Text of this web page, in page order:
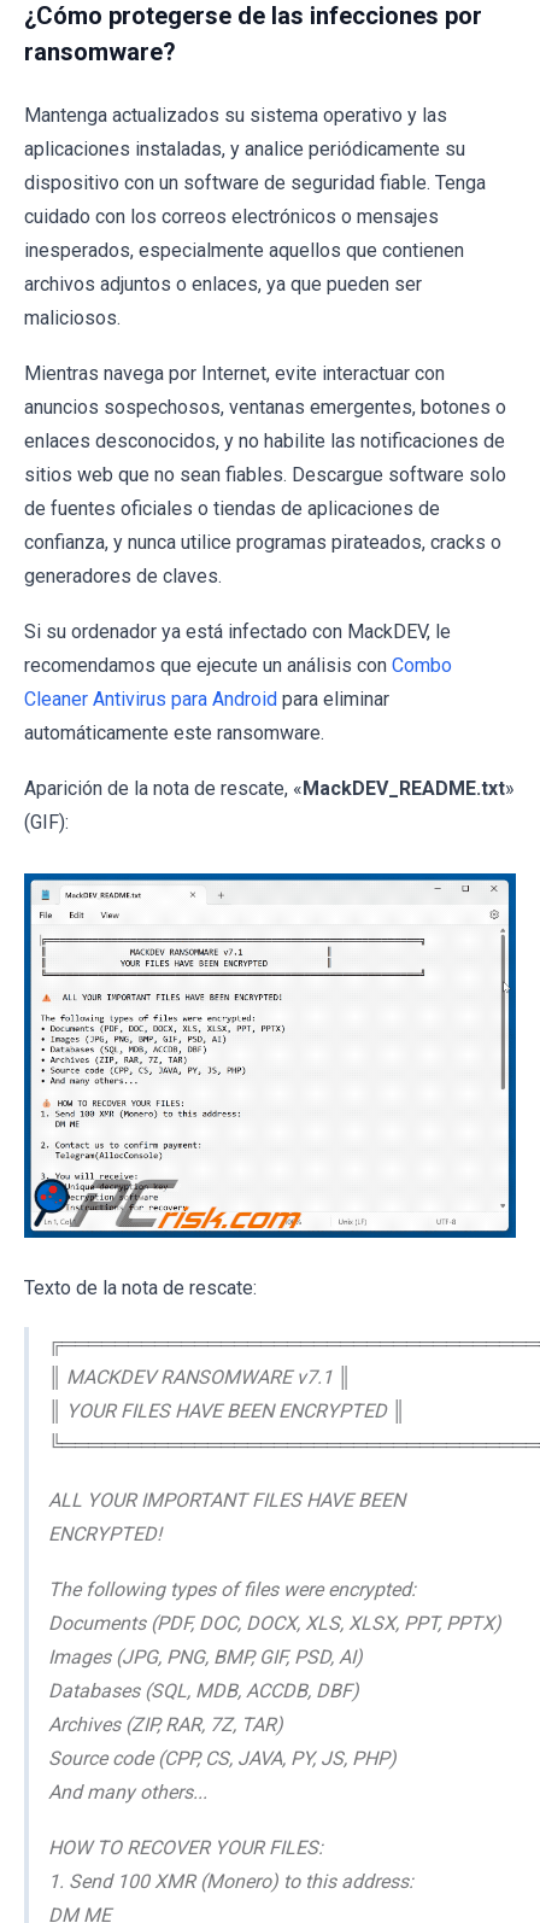
¿Cómo protegerse de las infecciones por
ransomware?
Mantenga actualizados su sistema operativo y las
aplicaciones instaladas, y analice periódicamente su
dispositivo con un software de seguridad fiable. Tenga
cuidado con los correos electrónicos o mensajes
inesperados, especialmente aquellos que contienen
archivos adjuntos o enlaces, ya que pueden ser
maliciosos.
Mientras navega por Internet, evite interactuar con
anuncios sospechosos, ventanas emergentes, botones o
enlaces desconocidos, y no habilite las notificaciones de
sitios web que no sean fiables. Descargue software solo
de fuentes oficiales o tiendas de aplicaciones de
confianza, y nunca utilice programas pirateados, cracks o
generadores de claves.
Si su ordenador ya está infectado con MackDEV, le
recomendamos que ejecute un análisis con Combo
Cleaner Antivirus para Android para eliminar
automáticamente este ransomware.
Aparición de la nota de rescate, «MackDEV_README.txt»
(GIF):
Texto de la nota de rescate:
║ MACKDEV RANSOMWARE v7.1 ║
║ YOUR FILES HAVE BEEN ENCRYPTED ║
ALL YOUR IMPORTANT FILES HAVE BEEN
ENCRYPTED!
The following types of files were encrypted:
Documents (PDF, DOC, DOCX, XLS, XLSX, PPT, PPTX)
Images (JPG, PNG, BMP, GIF, PSD, AI)
Databases (SQL, MDB, ACCDB, DBF)
Archives (ZIP, RAR, 7Z, TAR)
Source code (CPP, CS, JAVA, PY, JS, PHP)
And many others...
HOW TO RECOVER YOUR FILES:
1. Send 100 XMR (Monero) to this address:
DM ME